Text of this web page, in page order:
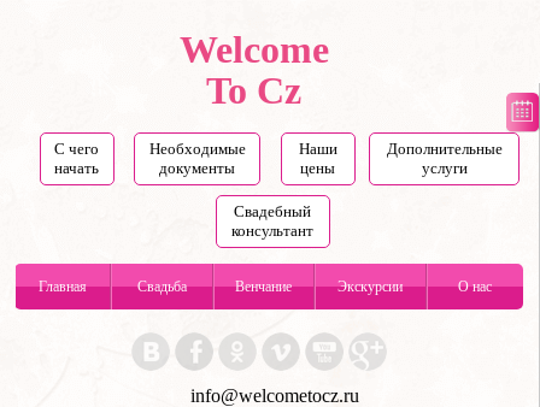
Welcome
To Cz
С чего
начать
Необходимые
документы
Наши
цены
Дополнительные
услуги
Свадебный
консультант
Главная Свадьба Венчание Экскурсии О нас
info@welcometocz.ru